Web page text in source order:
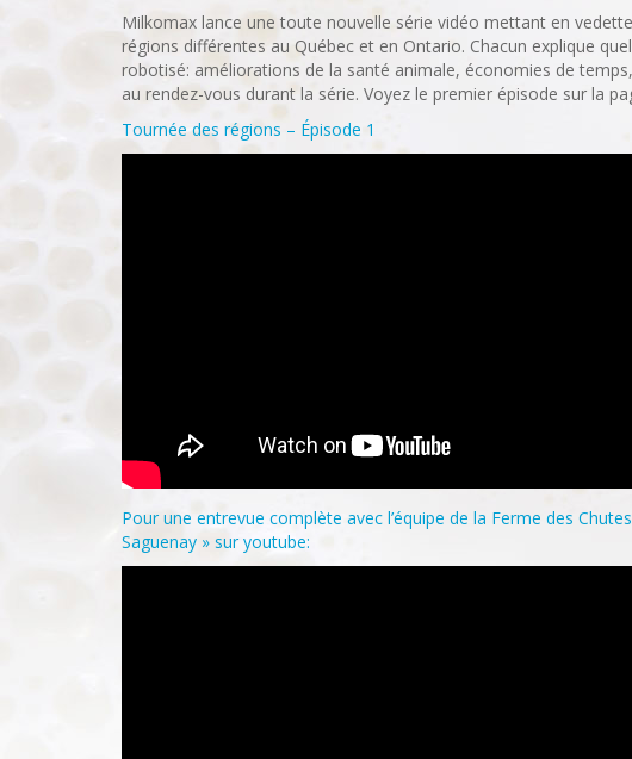
Milkomax lance une toute nouvelle série vidéo mettant en
régions différentes au Québec et en Ontario. Chacun explique
robotisé: améliorations de la santé animale, économies de
au rendez-vous durant la série. Voyez le premier épisode sur la
Tournée des régions – Épisode 1
Pour une entrevue complète avec l’équipe de la Ferme des
Saguenay » sur youtube: